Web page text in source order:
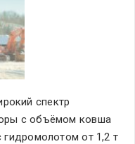
спектр
с объёмом ковша
от 1,2 т